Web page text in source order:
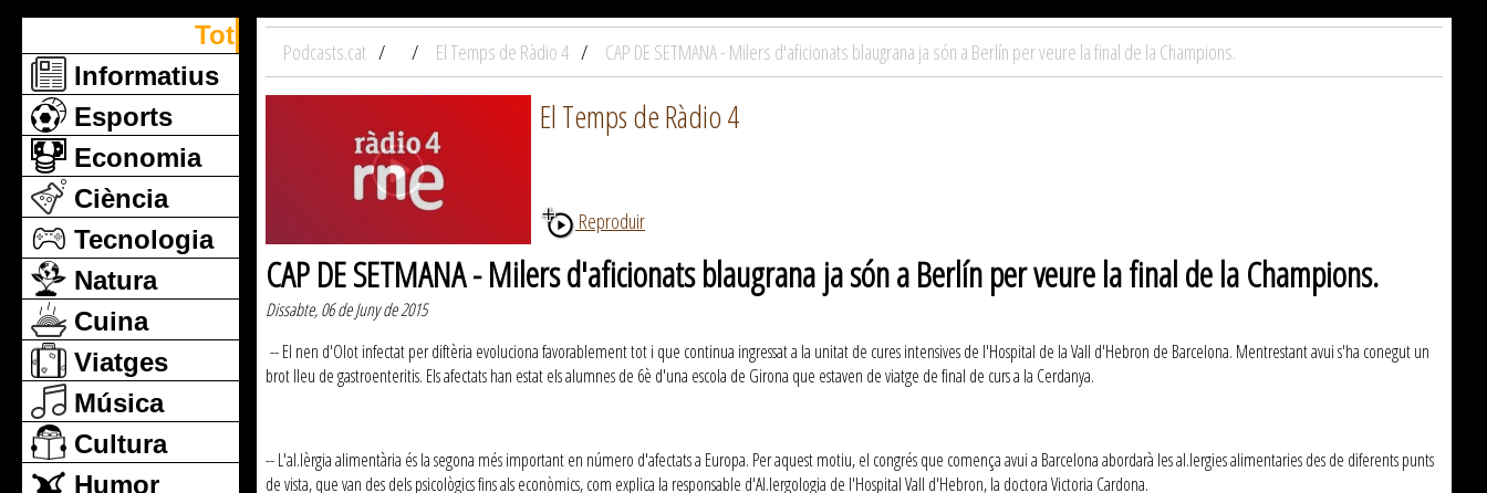
Tot
Informatius
Esports
Economia
Ciència
Tecnologia
Natura
Cuina
Viatges
Música
Cultura
Humor
Podcasts.cat El Temps de Ràdio 4 CAP DE SETMANA - Milers d'aficionats blaugrana ja són a Berlín per veure la final de la Champions.
El Temps de Ràdio 4
Reproduir
CAP DE SETMANA - Milers d'aficionats blaugrana ja són a Berlín per veure la final de la Champions.
Dissabte, 06 de Juny de 2015
-- El nen d'Olot infectat per diftèria evoluciona favorablement tot i que continua ingressat a la unitat de cures intensives de l'Hospital de la Vall d'Hebron de Barcelona. Mentrestant avui s'ha conegut un
brot lleu de gastroenteritis. Els afectats han estat els alumnes de 6è d'una escola de Girona que estaven de viatge de final de curs a la Cerdanya.
-- L'al.lèrgia alimentària és la segona més important en número d'afectats a Europa. Per aquest motiu, el congrés que comença avui a Barcelona abordarà les al.lergies alimentaries des de diferents punts
de vista, que van des dels psicològics fins als econòmics, com explica la responsable d'Al.lergologia de l'Hospital Vall d'Hebron, la doctora Victoria Cardona.